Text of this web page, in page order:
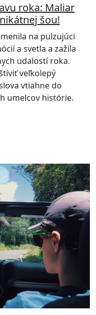
roka: Maliar
šou!
na pulzujúci
a svetla a zažila
udalostí roka.
veľkolepý
vtiahne do
umelcov histórie.